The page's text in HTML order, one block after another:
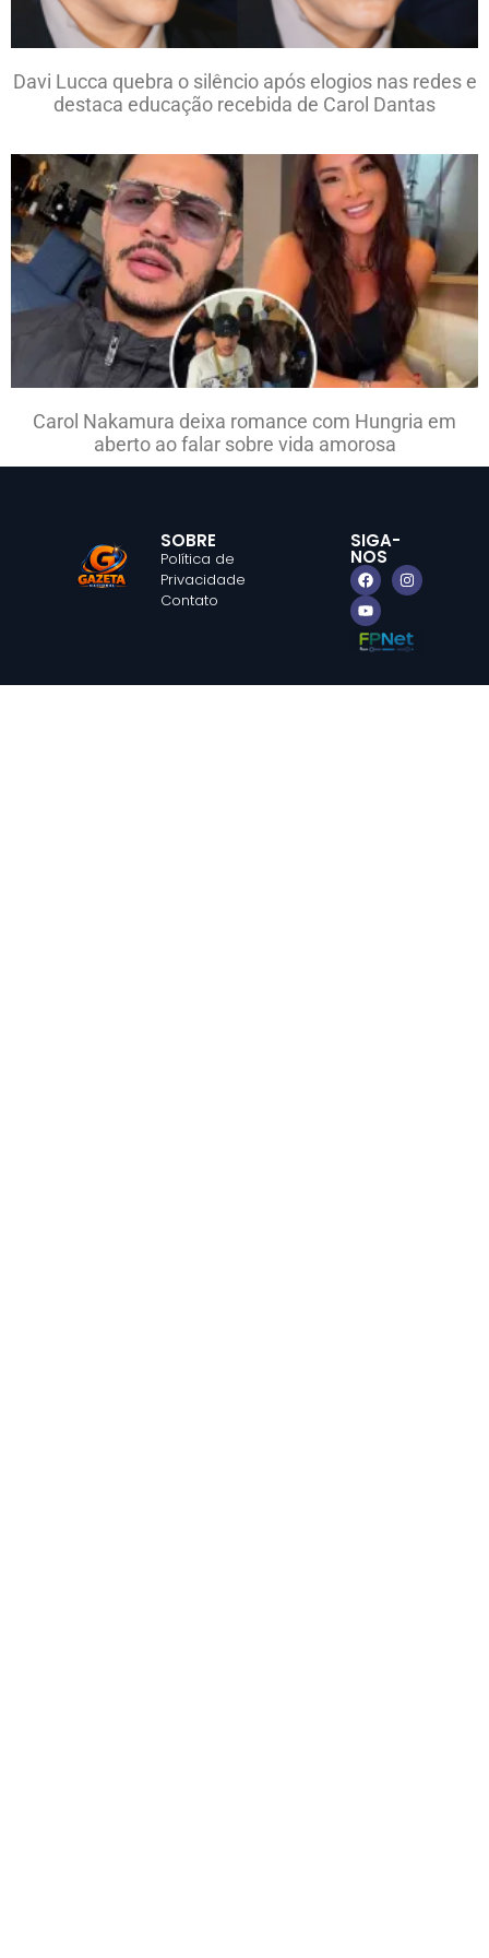
Davi Lucca quebra o silêncio após elogios nas redes e
destaca educação recebida de Carol Dantas
Carol Nakamura deixa romance com Hungria em
aberto ao falar sobre vida amorosa
SOBRE
Política de
Privacidade
Contato
SIGA-
NOS